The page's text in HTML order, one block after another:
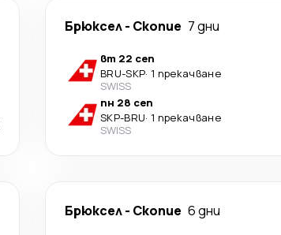
Брюксел- Скопие 7 дни
вт 22 сеп
BRU-SKP· 1 прекачване
SWISS
пн 28 сеп
SKP-BRU· 1 прекачване
SWISS
Брюксел- Скопие 6 дни